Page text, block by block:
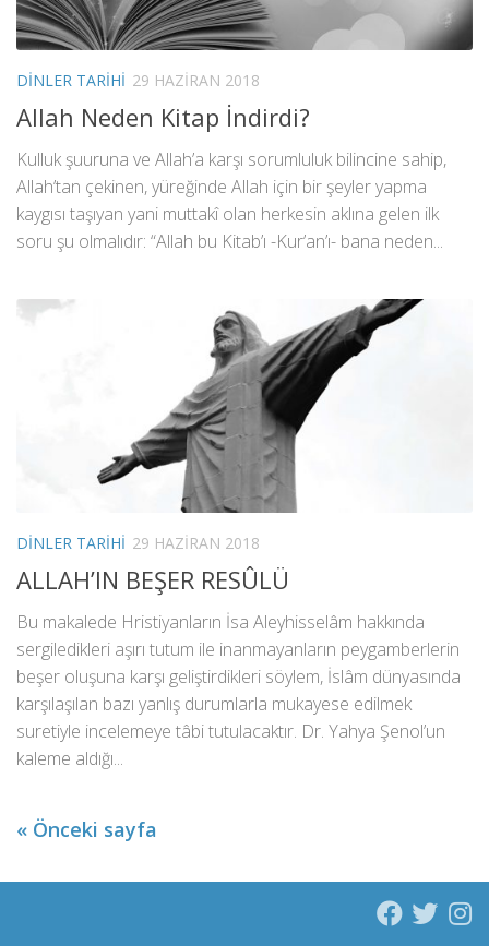
DINLER TARIHI 29 HAZIRAN 2018
Allah Neden Kitap İndirdi?
Kulluk şuuruna ve Allah’a karşı sorumluluk bilincine sahip,
Allah’tan çekinen, yüreğinde Allah için bir şeyler yapma
kaygısı taşıyan yani muttakî olan herkesin aklına gelen ilk
soru şu olmalıdır: “Allah bu Kitab’ı -Kur’an’ı- bana neden...
DINLER TARIHI 29 HAZIRAN 2018
ALLAH’IN BEŞER RESÛLÜ
Bu makalede Hristiyanların İsa Aleyhisselâm hakkında
sergiledikleri aşırı tutum ile inanmayanların peygamberlerin
beşer oluşuna karşı geliştirdikleri söylem, İslâm dünyasında
karşılaşılan bazı yanlış durumlarla mukayese edilmek
suretiyle incelemeye tâbi tutulacaktır. Dr. Yahya Şenol’un
kaleme aldığı...
« Önceki sayfa